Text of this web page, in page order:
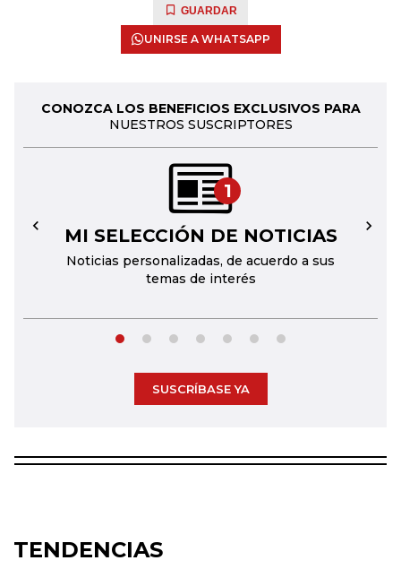
GUARDAR
UNIRSE A WHATSAPP
CONOZCA LOS BENEFICIOS EXCLUSIVOS PARA
NUESTROS SUSCRIPTORES
1
MI SELECCIÓN DE NOTICIAS
Noticias personalizadas, de acuerdo a sus
temas de interés
← →
SUSCRÍBASE YA
TENDENCIAS